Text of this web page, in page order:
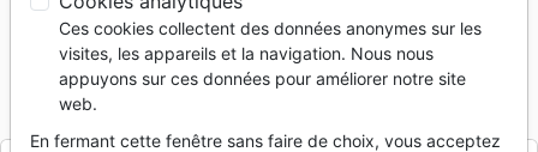
Les lettres de Paul
BURKE F.H. ET GLOAGUEN J.
RéférenceFV7149 EAN2110000023171
Editeur Foi et Victoire
Ces cookies collectent des données anonymes sur les
visites, les appareils et la navigation. Nous nous
appuyons sur ces données pour améliorer notre site
web.
En fermant cette fenêtre sans faire de choix, vous acceptez